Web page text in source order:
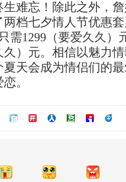
难忘！除此之外，
档七夕情人节优惠
需1299（要爱久久）
久）元。相信以魅力
夏天会成为情侣们的
。